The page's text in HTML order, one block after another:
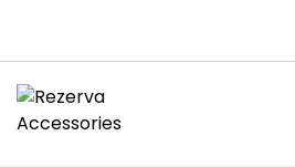
content